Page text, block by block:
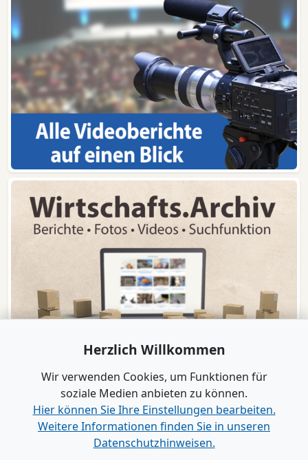
www.B2B-Wirtschaft.de
Herzlich Willkommen
Wir verwenden Cookies, um Funktionen für
soziale Medien anbieten zu können.
Hier können Sie Ihre Einstellungen bearbeiten.
Weitere Informationen finden Sie in unseren
Datenschutzhinweisen.